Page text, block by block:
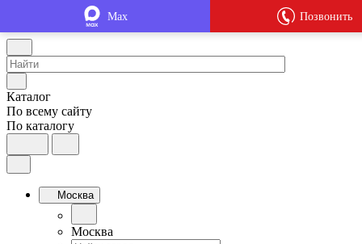
Каталог
По всему сайту
По каталогу
Москва
Москва
Max Позвонить